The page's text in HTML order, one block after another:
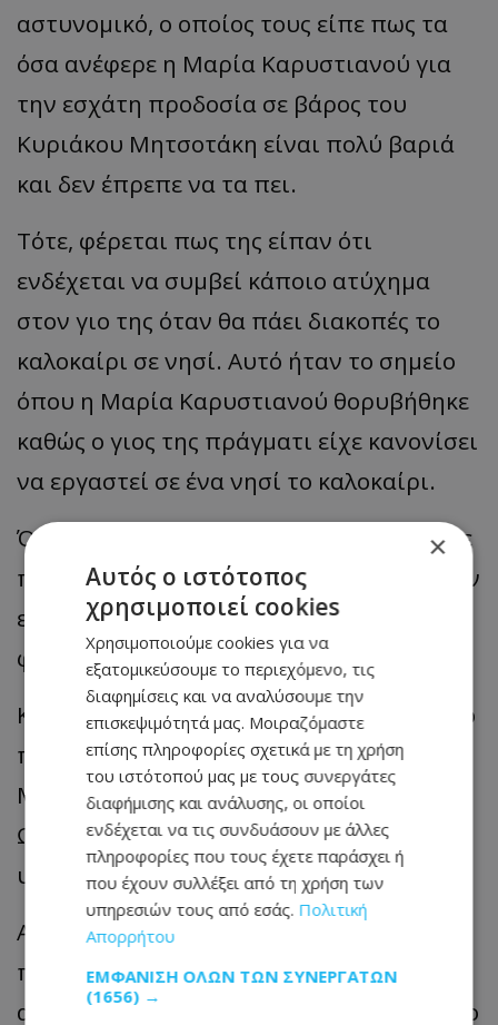
αστυνομικό, ο οποίος τους είπε πως τα
όσα ανέφερε η Μαρία Καρυστιανού για
την εσχάτη προδοσία σε βάρος του
Κυριάκου Μητσοτάκη είναι πολύ βαριά
και δεν έπρεπε να τα πει.
Τότε, φέρεται πως της είπαν ότι
ενδέχεται να συμβεί κάποιο ατύχημα
στον γιο της όταν θα πάει διακοπές το
καλοκαίρι σε νησί. Αυτό ήταν το σημείο
όπου η Μαρία Καρυστιανού θορυβήθηκε
καθώς ο γιος της πράγματι είχε κανονίσει
να εργαστεί σε ένα νησί το καλοκαίρι.
Όταν ρωτήθηκε για τον αστυνομικό, είπε
πως υπολογίζει πως ήταν γύρω στα 55, εν
ενεργεία αστυνομικός, και πιθανόν από
φρουρά επίσημου προσώπου.
Κατάθεση για τη συνάντηση έδωσε και το
πρόσωπο που βρισκόταν μαζί με την
Μαρία Καρυστιανού στη συνάντηση.
Ωστόσο, ανάμεσα στις δύο καταθέσεις
υπάρχουν κάποιες διαφοροποιήσεις.
Αναφορικά με τον αστυνομικό, το
πρόσωπο αυτό κατέθεσε πως ο
αστυνομικός ήταν συνταξιούχος και ότι ο
×
Αυτός ο ιστότοπος
χρησιμοποιεί cookies
Χρησιμοποιούμε cookies για να
εξατομικεύσουμε το περιεχόμενο, τις
διαφημίσεις και να αναλύσουμε την
επισκεψιμότητά μας. Μοιραζόμαστε
επίσης πληροφορίες σχετικά με τη χρήση
του ιστότοπού μας με τους συνεργάτες
διαφήμισης και ανάλυσης, οι οποίοι
ενδέχεται να τις συνδυάσουν με άλλες
πληροφορίες που τους έχετε παράσχει ή
που έχουν συλλέξει από τη χρήση των
υπηρεσιών τους από εσάς. Πολιτική
Απορρήτου
ΕΜΦΆΝΙΣΗ ΌΛΩΝ ΤΩΝ ΣΥΝΕΡΓΑΤΏΝ
(1656) →